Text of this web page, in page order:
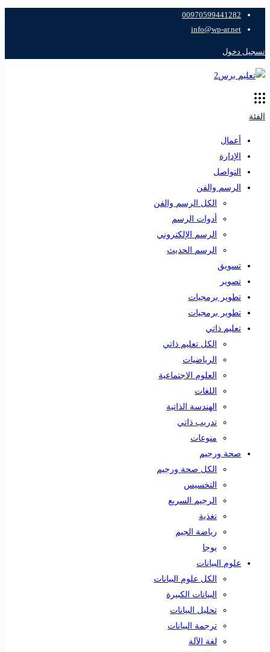
00970599441282
info@wp-ar.net
تسجيل دخول
الفئة
أعمال
الإدارة
التواصل
الرسم والفن
الكل الرسم والفن
أدوات الرسم
الرسم الإلكتروني
الرسم الحديث
تسويق
تصوير
تطوير برمجيات
تطوير برمجيات
تعليم ذاتي
الكل تعليم ذاتي
الرياضيات
العلوم الاجتماعية
اللغات
الهندسة الذاتية
تدريب ذاتي
منوعات
صحة ورجيم
الكل صحة ورجيم
التخسيس
الرجيم السريع
تغذية
رياضة الجيم
يوجا
علوم البيانات
الكل علوم البيانات
البيانات الكبيرة
تحليل البيانات
ترجمة البيانات
لغة الآلة